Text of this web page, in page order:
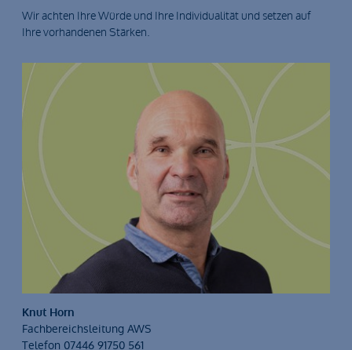
Wir achten Ihre Würde und Ihre Individualität und setzen auf
Ihre vorhandenen Stärken.
Knut Horn
Fachbereichsleitung AWS
Telefon 07446 91750 561